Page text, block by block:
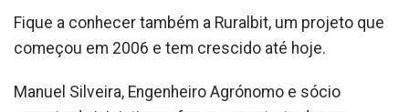
Fique a conhecer também a Ruralbit, um projeto que
começou em 2006 e tem crescido até hoje.
Manuel Silveira, Engenheiro Agrónomo e sócio